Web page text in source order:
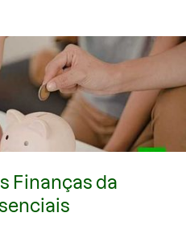
Finanças da